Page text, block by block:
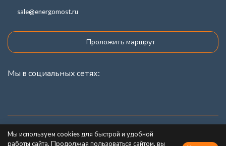
sale@energomost.ru
Проложить маршрут
Мы в социальных сетях:
Каталог товаров
Мы используем cookies для быстрой и удобной
работы сайта. Продолжая пользоваться сайтом, вы